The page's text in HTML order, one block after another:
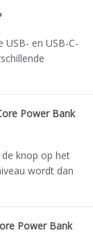
en USB-C-
Power Bank
knop op het
wordt dan
Power Bank